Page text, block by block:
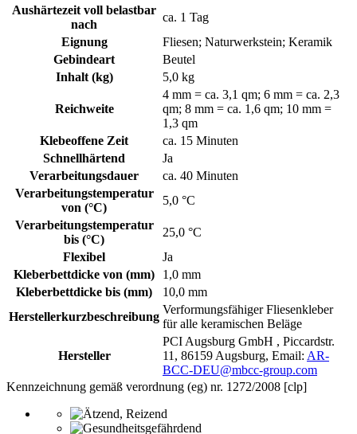
Aushärtezeit voll belastbar
nach
ca. 1 Tag
Eignung
Fliesen; Naturwerkstein; Keramik
Gebindeart
Beutel
Inhalt (kg)
5,0 kg
Reichweite
4 mm = ca. 3,1 qm; 6 mm = ca. 2,3
qm; 8 mm = ca. 1,6 qm; 10 mm =
1,3 qm
Klebeoffene Zeit
ca. 15 Minuten
Schnellhärtend
Ja
Verarbeitungsdauer
ca. 40 Minuten
Verarbeitungstemperatur
von (°C)
5,0 °C
Verarbeitungstemperatur
bis (°C)
25,0 °C
Flexibel
Ja
Kleberbettdicke von (mm)
1,0 mm
Kleberbettdicke bis (mm)
10,0 mm
Herstellerkurzbeschreibung
Verformungsfähiger Fliesenkleber
für alle keramischen Beläge
Hersteller
PCI Augsburg GmbH , Piccardstr.
11, 86159 Augsburg, Email: AR-
BCC-DEU@mbcc-group.com
Kennzeichnung gemäß verordnung (eg) nr. 1272/2008 [clp]